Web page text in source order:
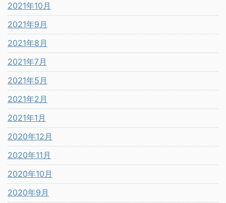
2021年10月
2021年9月
2021年8月
2021年7月
2021年5月
2021年2月
2021年1月
2020年12月
2020年11月
2020年10月
2020年9月